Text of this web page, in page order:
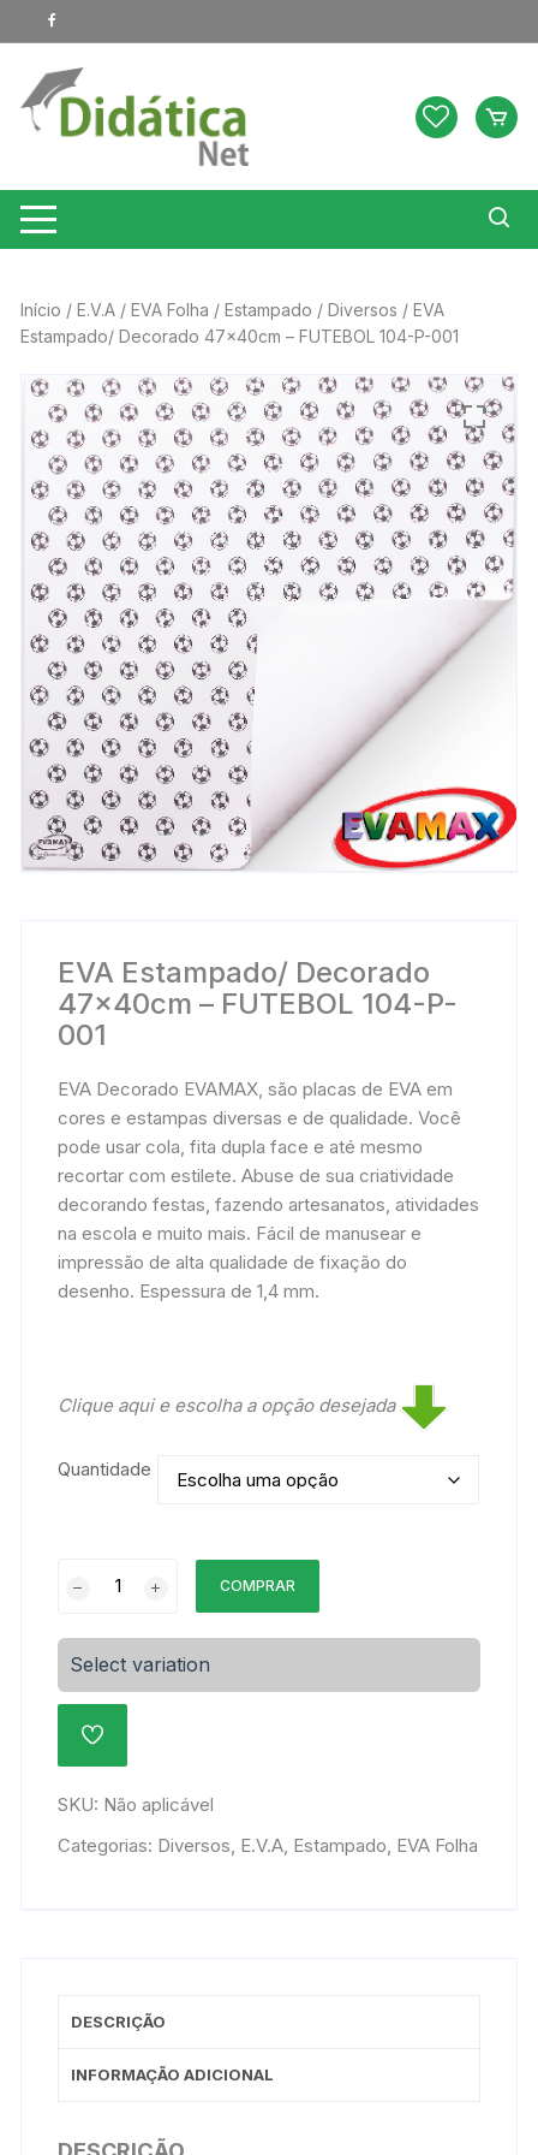
para
conteúdo
Início /E.V.A /EVA Folha /Estampado /Diversos / EVA
Estampado/ Decorado 47x40cm – FUTEBOL 104-P-001
EVA Estampado/ Decorado
47x40cm – FUTEBOL 104-P-
001
EVA Decorado EVAMAX, são placas de EVA em
cores e estampas diversas e de qualidade. Você
pode usar cola, fita dupla face e até mesmo
recortar com estilete. Abuse de sua criatividade
decorando festas, fazendo artesanatos, atividades
na escola e muito mais. Fácil de manusear e
impressão de alta qualidade de fixação do
desenho. Espessura de 1,4 mm.
Clique aqui e escolha a opção desejada
Quantidade
Estampado/
47x40cm
-
104-
P-
001
COMPRAR
Select variation
ADICIONAR
DE
DESEJOS
SKU: Não aplicável
Categorias: Diversos E.V.A Estampado EVA Folha
DESCRIÇÃO
INFORMAÇÃO ADICIONAL